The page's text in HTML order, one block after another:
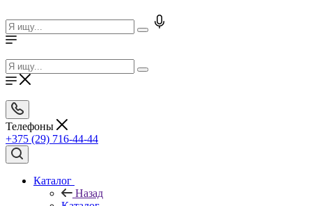
Телефоны
+375 (29) 716-44-44
Каталог
Назад